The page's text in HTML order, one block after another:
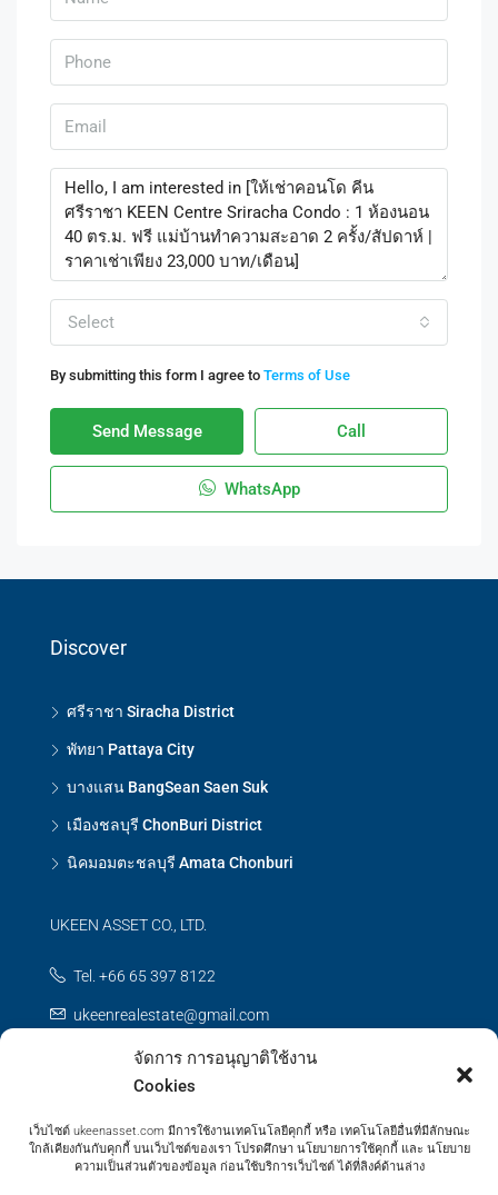
จัดการ การอนุญาติใช้งาน
Cookies
เว็บไซต์ ukeenasset.com มีการใช้งานเทคโนโลยีคุกกี้ หรือ เทคโนโลยีอื่นที่มีลักษณะ
ใกล้เคียงกันกับคุกกี้ บนเว็บไซต์ของเรา โปรดศึกษา นโยบายการใช้คุกกี้ และ นโยบาย
ความเป็นส่วนตัวของข้อมูล ก่อนใช้บริการเว็บไซต์ ได้ที่ลิงค์ด้านล่าง
Select
By submitting this form I agree to Terms of Use
Send Message Call
WhatsApp
Discover
ศรีราชา Siracha District
พัทยา Pattaya City
บางแสน BangSean Saen Suk
เมืองชลบุรี ChonBuri District
นิคมอมตะชลบุรี Amata Chonburi
UKEEN ASSET CO., LTD.
Tel. +66 65 397 8122
ukeenrealestate@gmail.com